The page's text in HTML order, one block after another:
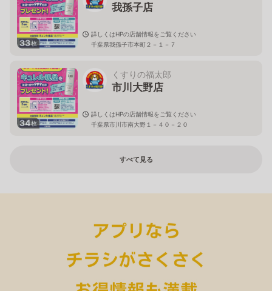
33枚
我孫子店
詳しくはHPの店舗情報をご覧ください
千葉県我孫子市本町２－１－７
34枚
くすりの福太郎
市川大野店
詳しくはHPの店舗情報をご覧ください
千葉県市川市南大野１－４０－２０
すべて見る